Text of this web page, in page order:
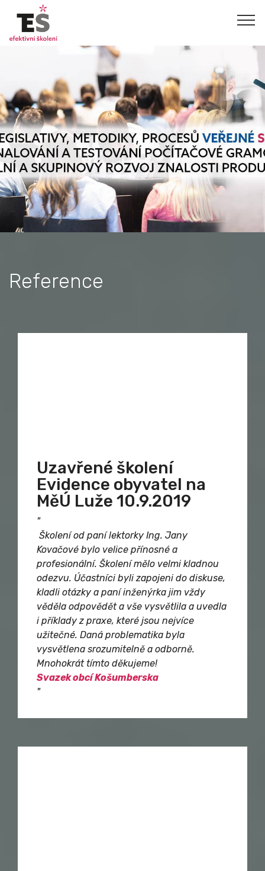
Reference
Uzavřené školení
Evidence obyvatel na
MěÚ Luže 10.9.2019
"
Školení od paní lektorky Ing. Jany
Kovačové bylo velice přínosné a
profesionální. Školení mělo velmi kladnou
odezvu. Účastníci byli zapojeni do diskuse,
kladli otázky a paní inženýrka jim vždy
věděla odpovědět a vše vysvětlila a uvedla
i příklady z praxe, které jsou nejvíce
užitečné. Daná problematika byla
vysvětlena srozumitelně a odborně.
Mnohokrát tímto děkujeme!
Svazek obcí Košumberska
"